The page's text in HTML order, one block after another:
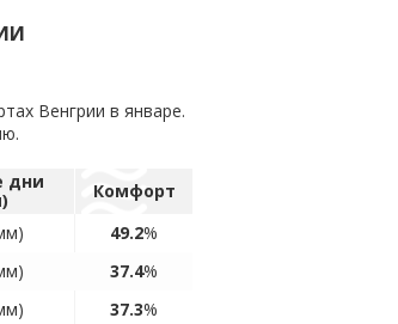
Венгрии в январе.
дни
Комфорт
49.2%
37.4%
37.3%